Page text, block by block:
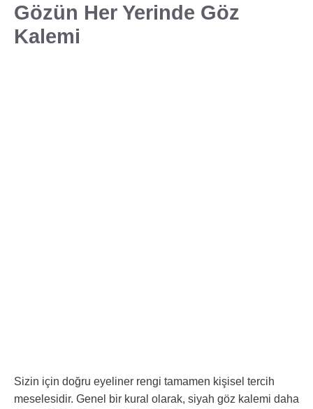
Gözün Her Yerinde Göz
Kalemi
Sizin için doğru eyeliner rengi tamamen kişisel tercih
meselesidir. Genel bir kural olarak, siyah göz kalemi daha